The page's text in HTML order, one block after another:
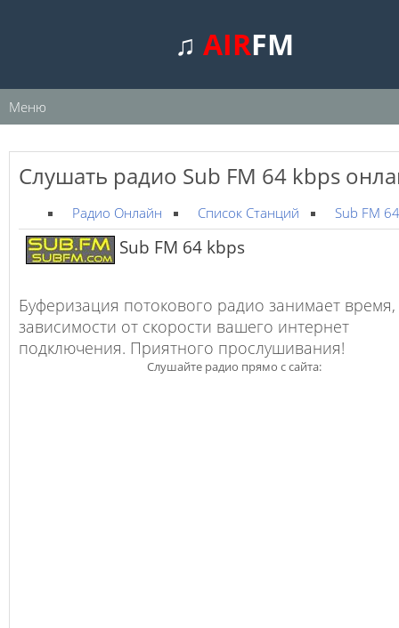
♫AIRFM
Меню
Слушать радио Sub FM 64 kbps
Радио Онлайн Список Станций Sub FM
Sub FM 64 kbps
Буферизация потокового радио занимает время,
зависимости от скорости вашего интернет
подключения. Приятного прослушивания!
Слушайте радио прямо с сайта: